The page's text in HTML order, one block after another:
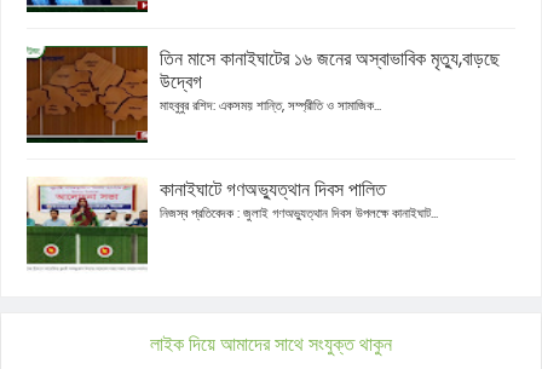
তিন মাসে কানাইঘাটের ১৬ জনের অস্বাভাবিক মৃত্যু,বাড়ছে
উদ্বেগ
মাহবুবুর রশিদ: একসময় শান্তি, সম্প্রীতি ও সামাজিক...
কানাইঘাটে গণঅভ্যুত্থান দিবস পালিত
নিজস্ব প্রতিবেদক : জুলাই গণঅভ্যুত্থান দিবস উপলক্ষে কানাইঘাট...
লাইক দিয়ে আমাদের সাথে সংযুক্ত থাকুন